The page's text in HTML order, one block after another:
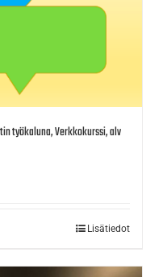
työkaluna, Verkkokurssi, alv
Lisätiedot